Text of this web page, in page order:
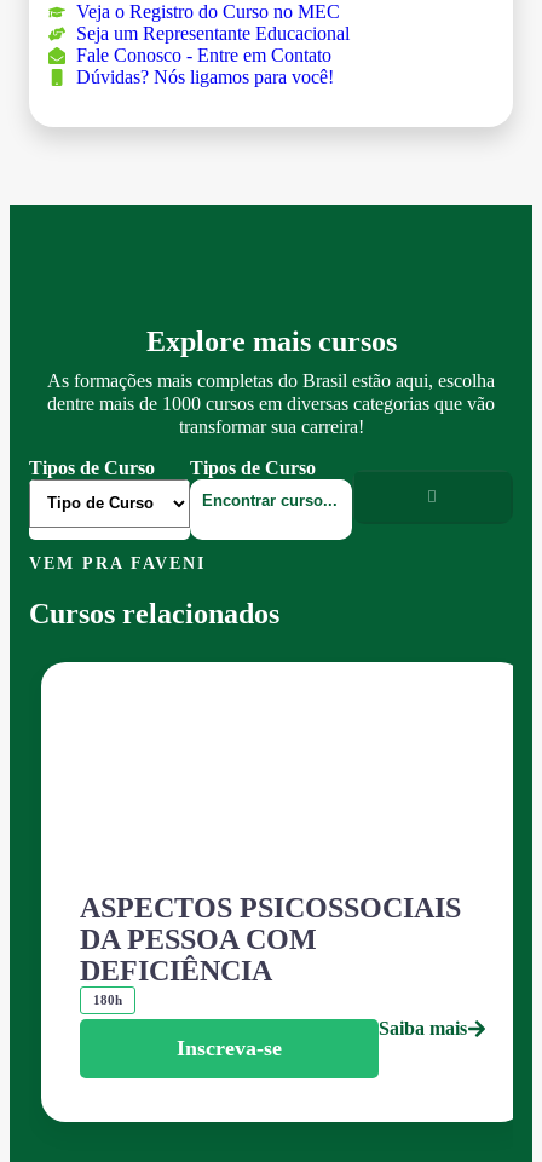
Veja o Registro do Curso no MEC
Seja um Representante Educacional
Fale Conosco - Entre em Contato
Dúvidas? Nós ligamos para você!
Explore mais cursos
As formações mais completas do Brasil estão aqui, escolha
dentre mais de 1000 cursos em diversas categorias que vão
transformar sua carreira!
Tipos de Curso
Tipos de Curso
VEM PRA FAVENI
Cursos relacionados
ASPECTOS PSICOSSOCIAIS
DA PESSOA COM
DEFICIÊNCIA
180h
Inscreva-se
Saiba mais